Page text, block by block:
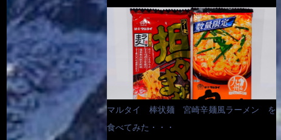
これなら茹で上がった直後のままで、食べ進
められるじゃないか！ 別皿で、葱と天かす
を満タンに用意して、山葵も2つ。 それに湯
が無い利点として、汁が薄まらない！ これ
だよ、これ！！ 湯があると、うどんと共に
汁の方へ湯までも入ってしまう。つまりラー
メンの麺にスープが絡む現象ですな。 結
局、伸びずに汁も薄らむこともなく・・最後
の方で＜だし汁＞を少し追加しました。 腹
舗に寄って違う！と云う人も居るらしい・・
そんな大手讃岐饂飩チェーン店と関係がある
のか？ 箱詰め乾麺！ このパッケージから
すれば、間違いなく贈答用目的でしょう。
そんな贈答用箱詰め饂飩・・・またもやメガ
ドンキで発見し購入！ 中身は、この様な状
態です。 乾麺の束が6束／一パックになって
おり、それが3袋入りです。 18束入りという
わけですね！900ｇの容量となり、1束／50
あった！ とんかつ赤城！ 老齢の女性がメ
インで調理場を仕切、老齢の男性が脇をサポ
ートし最近は若い女性がオーダーや片付けを
担当している。 まずはこれを見て欲しい！
カウンターに置かれた＜お皿＞である。 直
ぐに気づいたでしょう！ 何かキャベツが山
じゃないか！？ ハイ、山です。 これが標
準なのです。 普通のとんかつ屋のキャベツ
と比べたら、10人前ほどあるか？ 値段的に
マルタイ 棒状麺 宮崎辛麺風ラーメン を
食べてみた・・・